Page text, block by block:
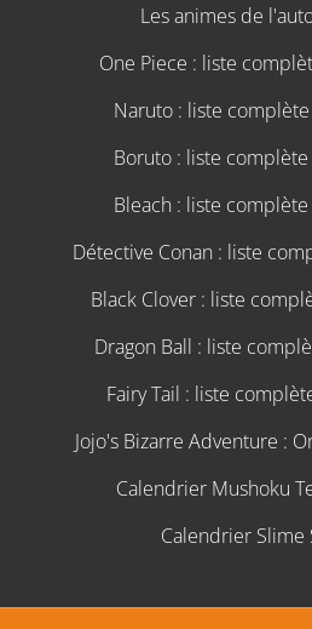
Les animes de
One Piece : liste
Naruto : liste
Boruto : liste
Bleach : liste
Détective Conan : liste
Black Clover : liste
Dragon Ball : liste
Fairy Tail : liste
Jojo's Bizarre Adventure :
Calendrier Mushoku
Calendrier Slime